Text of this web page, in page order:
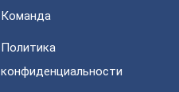
Команда
Политика
конфиденциальности